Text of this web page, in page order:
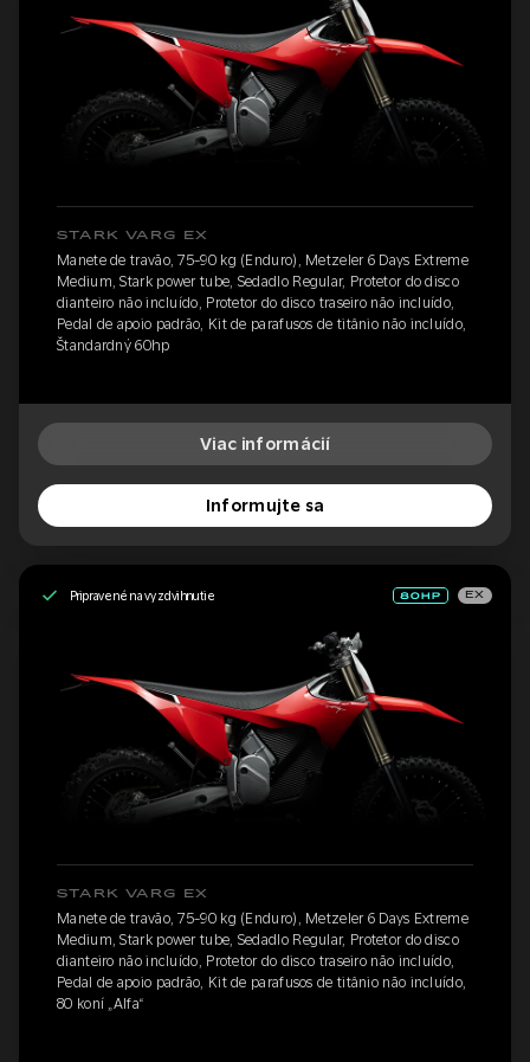
STARK VARG EX
Manete de travão, 75-90 kg (Enduro), Metzeler 6 Days Extreme
Medium, Stark power tube, Sedadlo Regular, Protetor do disco
dianteiro não incluído, Protetor do disco traseiro não incluído,
Pedal de apoio padrão, Kit de parafusos de titânio não incluído,
Štandardný 60hp
Viac informácií
Informujte sa
Pripravené na vyzdvihnutie EX
STARK VARG EX
Manete de travão, 75-90 kg (Enduro), Metzeler 6 Days Extreme
Medium, Stark power tube, Sedadlo Regular, Protetor do disco
dianteiro não incluído, Protetor do disco traseiro não incluído,
Pedal de apoio padrão, Kit de parafusos de titânio não incluído,
80 koní „Alfa“